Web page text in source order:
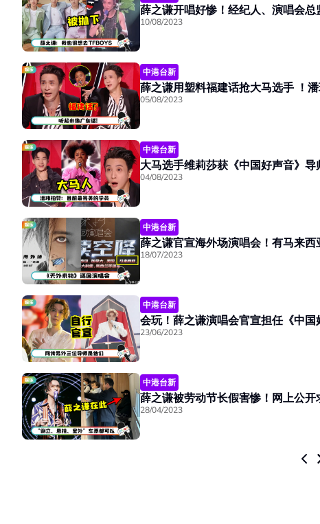
薛之谦开唱好惨！经纪人、演唱会
10/08/2023
中港台新
薛之谦用塑料福建话抢大马选手 ！
05/08/2023
中港台新
大马选手维莉莎获《中国好声音》
04/08/2023
中港台新
薛之谦官宣海外场演唱会！有马来西
18/07/2023
中港台新
23/06/2023
中港台新
28/04/2023